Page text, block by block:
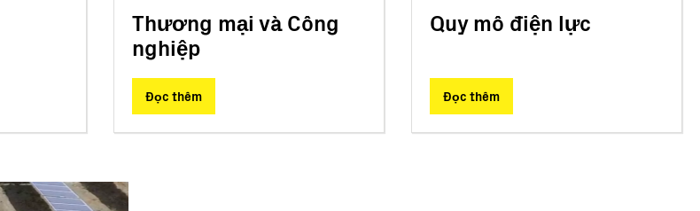
Thương mại và Công
nghiệp
Đọc thêm
Quy mô điện lực
Đọc thêm